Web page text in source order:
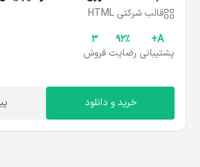
قالب شرکتی HTML
A+
پشتیبانی
۹۲%
رضایت
3
فروش
خرید و دانلود